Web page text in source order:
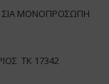
ΣΙΑ ΜΟΝΟΠΡΟΣΩΠΗ
ΤΚ 17342